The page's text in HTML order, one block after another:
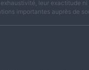
leur exactitude
importantes auprès de